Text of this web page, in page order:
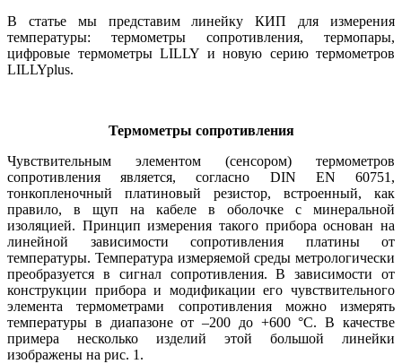
В статье мы представим линейку КИП для измерения
температуры: термометры сопротивления, термопары,
цифровые термометры LILLY и новую серию термометров
LILLYplus.
Термометры сопротивления
Чувствительным элементом (сенсором) термометров
сопротивления является, согласно DIN EN 60751,
тонкопленочный платиновый резистор, встроенный, как
правило, в щуп на кабеле в оболочке с минеральной
изоляцией. Принцип измерения такого прибора основан на
линейной зависимости сопротивления платины от
температуры. Температура измеряемой среды метрологически
преобразуется в сигнал сопротивления. В зависимости от
конструкции прибора и модификации его чувствительного
элемента термометрами сопротивления можно измерять
температуры в диапазоне от –200 до +600 °C. В качестве
примера несколько изделий этой большой линейки
изображены на рис. 1.